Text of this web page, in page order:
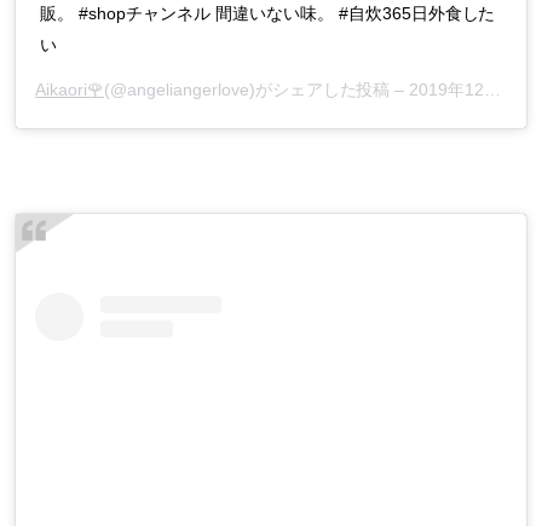
販。 #shopチャンネル 間違いない味。 #自炊365日外食した
い
Aikaori🌹(@angeliangerlove)がシェアした投稿 – 2019年12月月31日午後6時08分PST